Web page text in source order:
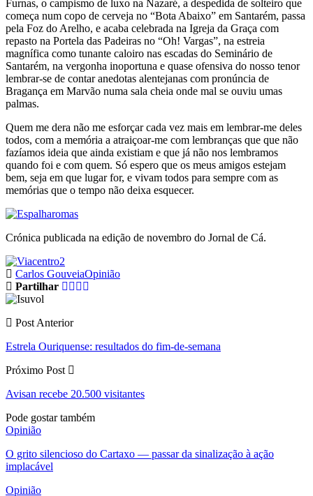
Furnas, o campismo de luxo na Nazaré, a despedida de solteiro que
começa num copo de cerveja no “Bota Abaixo” em Santarém, passa
pela Foz do Arelho, e acaba celebrada na Igreja da Graça com
repasto na Portela das Padeiras no “Oh! Vargas”, na estreia
magnífica como tunante caloiro nas escadas do Seminário de
Santarém, na vergonha inoportuna e quase ofensiva do nosso tenor
lembrar-se de contar anedotas alentejanas com pronúncia de
Bragança em Marvão numa sala cheia onde mal se ouviu umas
palmas.
Quem me dera não me esforçar cada vez mais em lembrar-me deles
todos, com a memória a atraiçoar-me com lembranças que que não
fazíamos ideia que ainda existiam e que já não nos lembramos
quando foi e com quem. Só espero que os meus amigos estejam
bem, seja em que lugar for, e vivam todos para sempre com as
memórias que o tempo não deixa esquecer.
Crónica publicada na edição de novembro do Jornal de Cá.
Carlos GouveiaOpinião
Partilhar
Post Anterior
Estrela Ouriquense: resultados do fim-de-semana
Próximo Post
Avisan recebe 20.500 visitantes
Pode gostar também
Opinião
O grito silencioso do Cartaxo — passar da sinalização à ação
implacável
Opinião